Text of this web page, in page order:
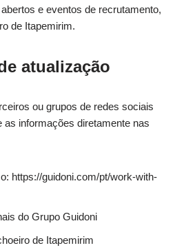
e eventos de recrutamento,
de Itapemirim.
atualização
ou grupos de redes sociais
as informações diretamente nas
https://guidoni.com/pt/work-with-
do Grupo Guidoni
de Itapemirim